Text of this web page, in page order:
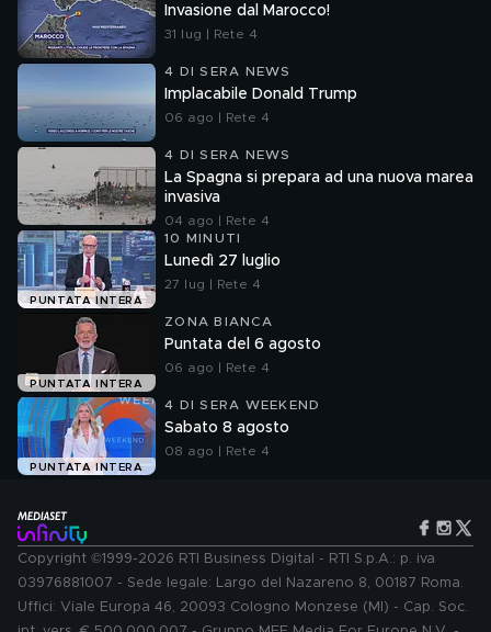
Invasione dal Marocco!
31 lug | Rete 4
4 DI SERA NEWS
Implacabile Donald Trump
06 ago | Rete 4
4 DI SERA NEWS
La Spagna si prepara ad una nuova marea
invasiva
04 ago | Rete 4
PUNTATA INTERA
10 MINUTI
Lunedì 27 luglio
27 lug | Rete 4
PUNTATA INTERA
ZONA BIANCA
Puntata del 6 agosto
06 ago | Rete 4
PUNTATA INTERA
4 DI SERA WEEKEND
Sabato 8 agosto
08 ago | Rete 4
Copyright ©1999-2026 RTI Business Digital - RTI S.p.A.: p. iva
03976881007 - Sede legale: Largo del Nazareno 8, 00187 Roma.
Uffici: Viale Europa 46, 20093 Cologno Monzese (MI) - Cap. Soc.